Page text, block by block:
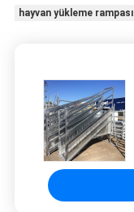
hayvan yükleme rampası